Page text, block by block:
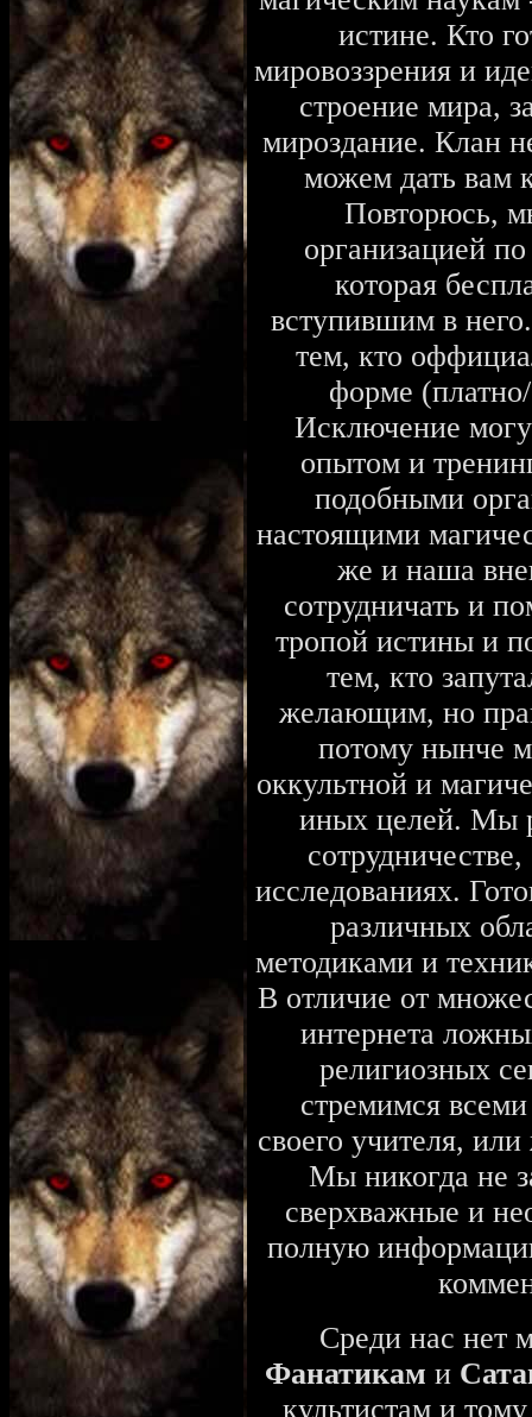
истине. Кто
мировоззрения и
строение мира,
мироздание. Клан
можем дать вам
Повторюсь,
организацией
которая
вступившим в
тем, кто
форме
Исключение
опытом и
подобными
настоящими
же и наша
сотрудничать и
тропой истины и
тем, кто
желающим, но
потому нынче
оккультной и
иных целей. Мы
исследованиях.
различных
методиками и
В отличие от
интернета
религиозных
стремимся
своего учителя,
Мы никогда не
сверхважные и
полную
Среди нас нет
Фанатикам и
культистам и